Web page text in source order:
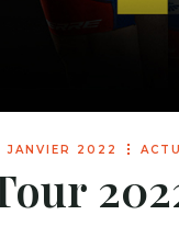
JANVIER 2022